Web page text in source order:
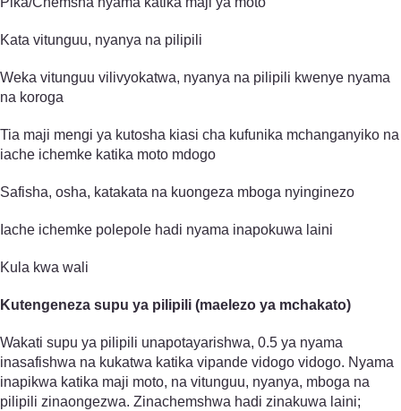
Kata vitunguu, nyanya na pilipili
Weka vitunguu vilivyokatwa, nyanya na pilipili kwenye nyama
na koroga
Tia maji mengi ya kutosha kiasi cha kufunika mchanganyiko na
iache ichemke katika moto mdogo
Safisha, osha, katakata na kuongeza mboga nyinginezo
Iache ichemke polepole hadi nyama inapokuwa laini
Kula kwa wali
Kutengeneza supu ya pilipili (maelezo ya mchakato)
Wakati supu ya pilipili unapotayarishwa, 0.5 ya nyama
inasafishwa na kukatwa katika vipande vidogo vidogo. Nyama
inapikwa katika maji moto, na vitunguu, nyanya, mboga na
pilipili zinaongezwa. Zinachemshwa hadi zinakuwa laini;